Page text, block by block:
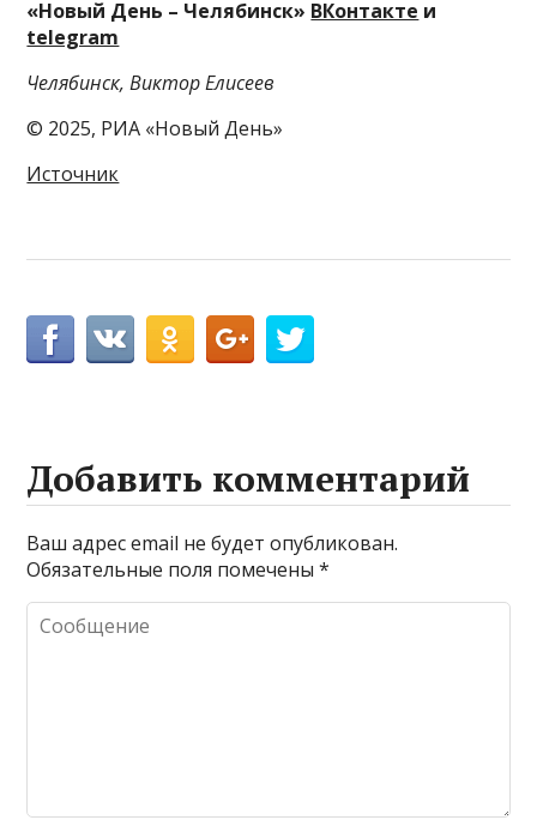
«Новый День – Челябинск» ВКонтакте и
telegram
Челябинск, Виктор Елисеев
© 2025, РИА «Новый День»
Источник
Добавить комментарий
Ваш адрес email не будет опубликован.
Обязательные поля помечены*